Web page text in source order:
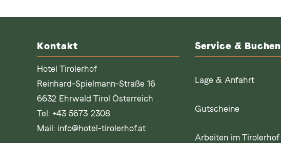
Kontakt
Hotel Tirolerhof
Reinhard-Spielmann-Straße 16
6632 Ehrwald Tirol Österreich
Tel: +43 5673 2308
Mail: info@hotel-tirolerhof.at
Service & Buchen
Lage & Anfahrt
Gutscheine
Arbeiten im Tirolerhof